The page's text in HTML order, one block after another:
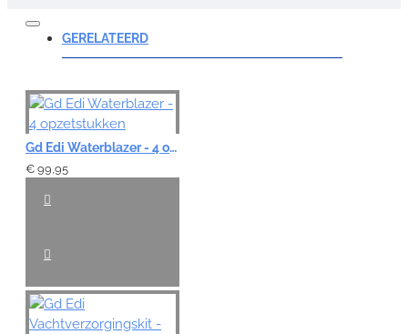
Opmerking:
Note:HTML-code wordt niet vertaald!
Waardering:
GERELATEERD
Gd Edi Waterblazer - 4 opzetstukken
€ 99,95